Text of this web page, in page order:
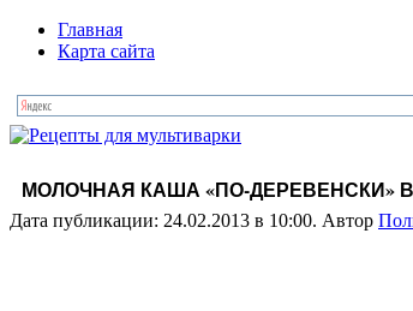
Главная
Карта сайта
МОЛОЧНАЯ КАША «ПО-ДЕРЕВЕНСКИ» В
Дата публикации: 24.02.2013 в 10:00. Автор